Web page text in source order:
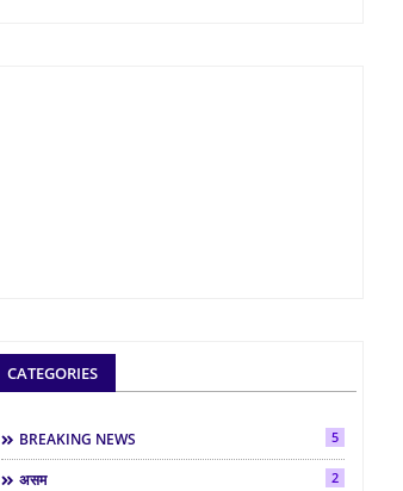
CATEGORIES
BREAKING NEWS 5
असम 2